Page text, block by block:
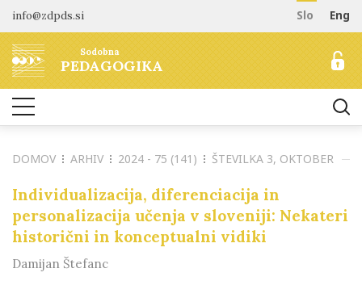
info@zdpds.si Slo Eng
Sodobna
PEDAGOGIKA
DOMOV
O REVIJI
Namen in cilji
Uredništvo
Odprti dostop
ARHIV
NAROČANJE
Naročilo revije
Cenik
ZA AVTORJE
Navodila avtorjem
Recenzentski postopek
Etika objavljanja
Tematska vabila avtorjem
KONTAKT
DOMOV ARHIV 2024 - 75 (141) ŠTEVILKA 3, OKTOBER
Individualizacija, diferenciacija in
personalizacija učenja v sloveniji: Nekateri
historični in konceptualni vidiki
Damijan Štefanc